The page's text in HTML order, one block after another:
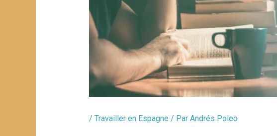
/ Travailler en Espagne / Par Andrés Poleo